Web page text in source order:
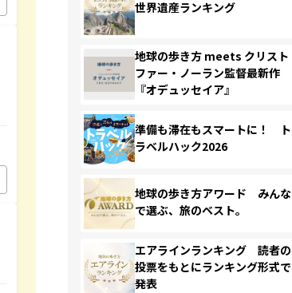
世界遺産ランキング
地球の歩き方 meets クリスト
ファー・ノーラン監督最新作
『オデュッセイア』
準備も滞在もスマートに！ ト
ラベルハック2026
地球の歩き方アワード みんな
で選ぶ、旅のベスト。
エアラインランキング 読者の
投票をもとにランキング形式で
発表